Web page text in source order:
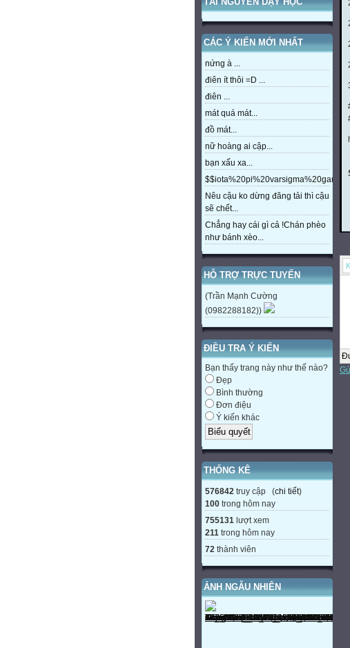
CÁC Ý KIẾN MỚI NHẤT
nứng à ...
điên ít thôi =D ...
điên ...
mát quá mát...
đồ mát...
nữ hoàng ai cập...
bạn xấu xa...
Nêu cậu ko dừng đăng tải thì cậu
sẽ chết...
Chẳng hay cái gì cả !Chán phèo
như bánh xèo...
HỖ TRỢ TRỰC TUYẾN
(Trần Mạnh Cường
(0982288182))
ĐIỀU TRA Ý KIẾN
Bạn thấy trang này như thế nào?
Đẹp
Bình thường
Đơn điệu
Ý kiến khác
THỐNG KÊ
576842 truy cập (chi tiết)
100 trong hôm nay
755131 lượt xem
211 trong hôm nay
72 thành viên
ẢNH NGẪU NHIÊN